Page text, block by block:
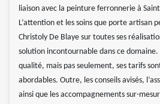
liaison avec la peinture ferronnerie à
L’attention et les soins que porte artisan
Christoly De Blaye sur toutes ses
solution incontournable dans ce
qualité, mais pas seulement, ses tarifs
abordables. Outre, les conseils avisés,
ainsi que les accompagnements sur-